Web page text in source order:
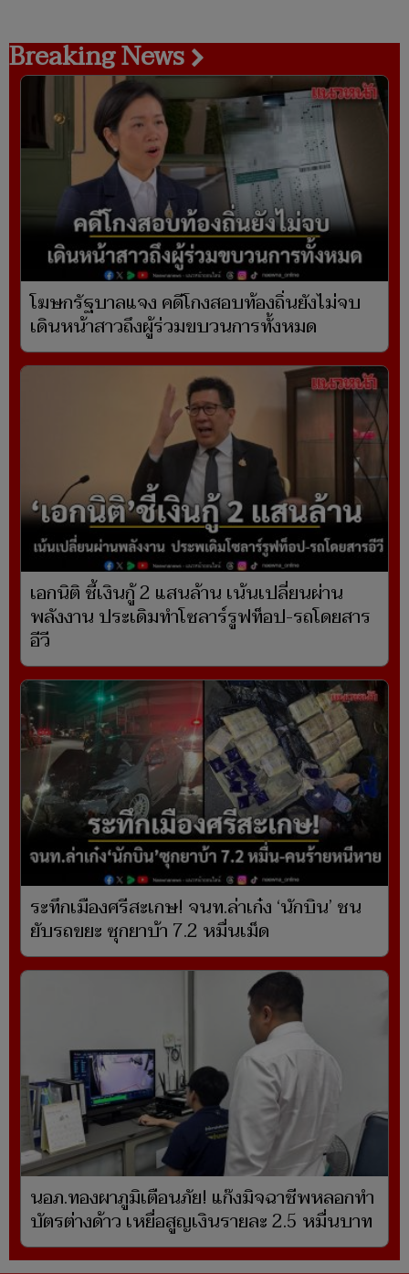
Breaking News
โฆษกรัฐบาลแจง คดีโกงสอบท้องถิ่นยังไม่จบ ​
เดินหน้าสาวถึงผู้ร่วมขบวนการทั้งหมด
เอกนิติ ชี้เงินกู้ 2 แสนล้าน เน้นเปลี่ยนผ่าน
พลังงาน ประเดิมทำโซลาร์รูฟท็อป-รถโดยสาร
อีวี
ระทึกเมืองศรีสะเกษ! จนท.ล่าเก๋ง ‘นักบิน’ ชน
ยับรถขยะ ซุกยาบ้า 7.2 หมื่นเม็ด
นอภ.ทองผาภูมิเตือนภัย! แก๊งมิจฉาชีพหลอกทำ
บัตรต่างด้าว เหยื่อสูญเงินรายละ 2.5 หมื่นบาท